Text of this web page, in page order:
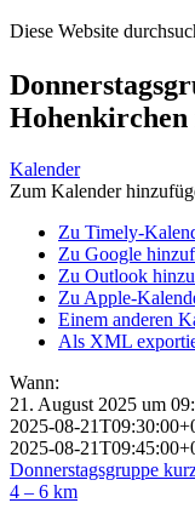
Diese Website
Hohenkirchen
Kalender
Zum Kalender
Zu Timely-
Zu Google
Zu Outlook
Zu Apple-
Einem anderen
Als XML
Wann:
21. August 2025 um
2025-08-
2025-08-
Donnerstagsgruppe
4 – 6 km